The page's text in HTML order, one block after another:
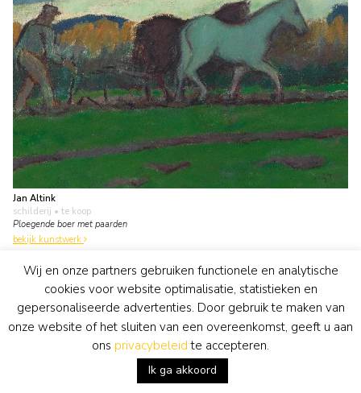
Jan Altink
schilderij • te koop
Ploegende boer met paarden
bekijk kunstwerk
Wij en onze partners gebruiken functionele en analytische
cookies voor website optimalisatie, statistieken en
gepersonaliseerde advertenties. Door gebruik te maken van
onze website of het sluiten van een overeenkomst, geeft u aan
ons privacybeleid te accepteren.
Ik ga akkoord